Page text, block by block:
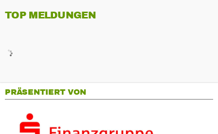
TOP MELDUNGEN
PRÄSENTIERT VON